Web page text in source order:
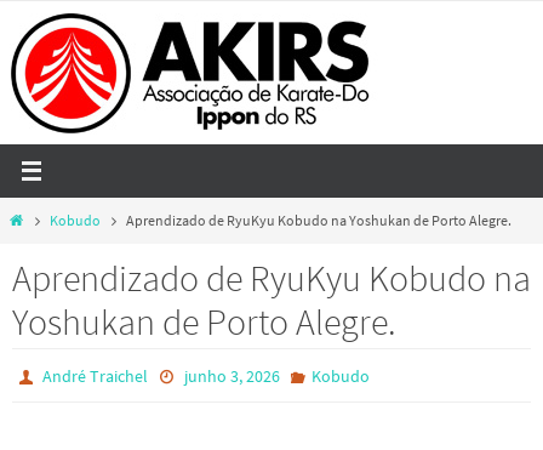
to
content
HomeKobudo Aprendizado de RyuKyu Kobudo na Yoshukan de Porto Alegre.
Aprendizado de RyuKyu Kobudo na
Yoshukan de Porto Alegre.
André Traichel junho 3, 2026 Kobudo